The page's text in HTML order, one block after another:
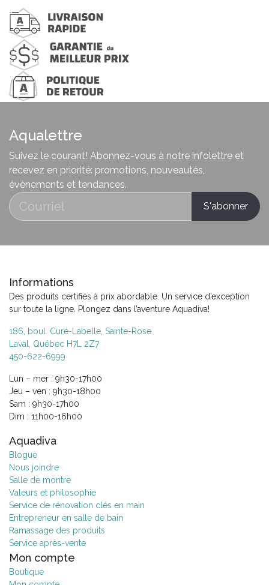
Aqualettre
Suivez le courant! Abonnez-vous à notre infolettre et
recevez en priorité: promotions, nouveautés,
évènements et tendances.
Informations
Des produits certifiés à prix abordable. Un service d’exception
sur toute la ligne. Plongez dans l’aventure Aquadiva!
186, boul. Curé-Labelle, Sainte-Rose
Laval, Québec H7L 2Z7
450-622-6999
Lun – mer : 9h30-17h00
Jeu – ven : 9h30-18h00
Sam : 9h30-17h00
Dim : 11h00-16h00
Aquadiva
Blogue
Nous joindre
Salle de montre
Valeurs et philosophie
Service de rénovation clés en main
Entrepreneur en salle de bain
Ramassage des produits
Service après-vente
Mon compte
Boutique